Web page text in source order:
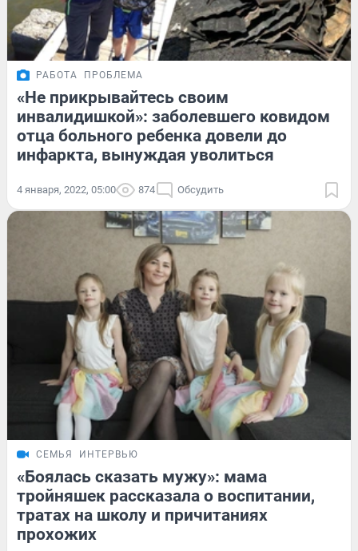
РАБОТА ПРОБЛЕМА
«Не прикрывайтесь своим
инвалидишкой»: заболевшего ковидом
отца больного ребенка довели до
инфаркта, вынуждая уволиться
4 января, 2022, 05:00 874 Обсудить
СЕМЬЯ ИНТЕРВЬЮ
«Боялась сказать мужу»: мама
тройняшек рассказала о воспитании,
тратах на школу и причитаниях
прохожих